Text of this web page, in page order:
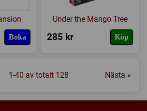
Boka
Under the Mango Tree
285 kr Köp
1-40 av totalt 128 Nästa »